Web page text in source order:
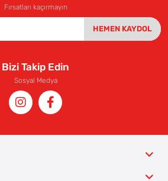
Fırsatları kaçırmayın
HEMEN KAYDOL
Bizi Takip Edin
Sosyal Medya